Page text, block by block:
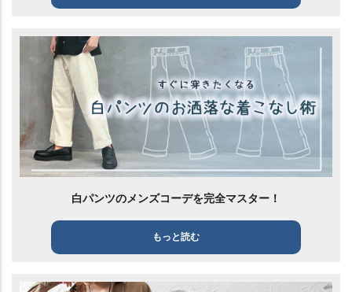
白パンツのメンズコーデを完全マスター！
もっと読む